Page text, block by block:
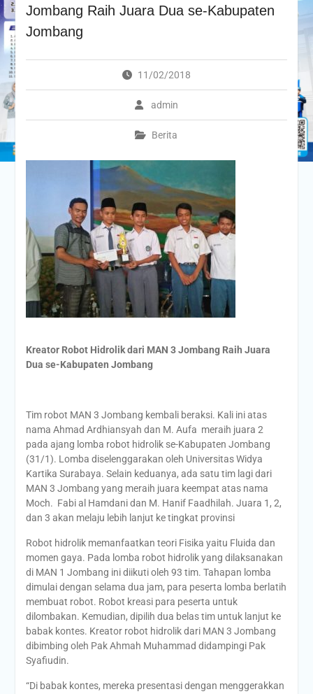
Jombang Raih Juara Dua se-Kabupaten
Jombang
11/02/2018
admin
Berita
Kreator Robot Hidrolik dari MAN 3 Jombang Raih Juara
Dua se-Kabupaten Jombang
Tim robot MAN 3 Jombang kembali beraksi. Kali ini atas
nama Ahmad Ardhiansyah dan M. Aufa meraih juara 2
pada ajang lomba robot hidrolik se-Kabupaten Jombang
(31/1). Lomba diselenggarakan oleh Universitas Widya
Kartika Surabaya. Selain keduanya, ada satu tim lagi dari
MAN 3 Jombang yang meraih juara keempat atas nama
Moch. Fabi al Hamdani dan M. Hanif Faadhilah. Juara 1, 2,
dan 3 akan melaju lebih lanjut ke tingkat provinsi
Robot hidrolik memanfaatkan teori Fisika yaitu Fluida dan
momen gaya. Pada lomba robot hidrolik yang dilaksanakan
di MAN 1 Jombang ini diikuti oleh 93 tim. Tahapan lomba
dimulai dengan selama dua jam, para peserta lomba berlatih
membuat robot. Robot kreasi para peserta untuk
dilombakan. Kemudian, dipilih dua belas tim untuk lanjut ke
babak kontes. Kreator robot hidrolik dari MAN 3 Jombang
dibimbing oleh Pak Ahmah Muhammad didampingi Pak
Syafiudin.
“Di babak kontes, mereka presentasi dengan menggerakkan